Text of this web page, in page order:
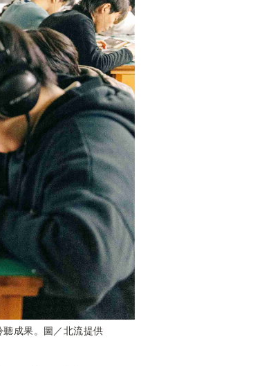
成果。圖／北流提供